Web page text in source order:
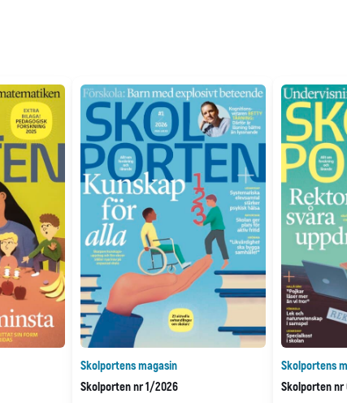
Skolportens magasin
Skolporten nr 1/2026
Skolportens
Skolporten